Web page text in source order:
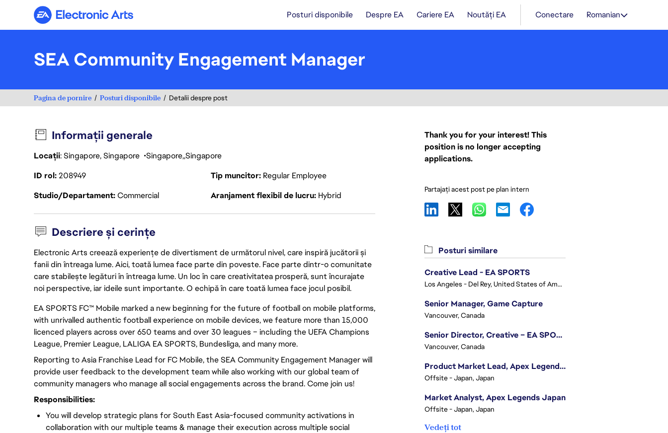
Electronic Arts Posturi disponibile Despre EA Cariere EA Noutăți EA Conectare Romanian
SEA Community Engagement Manager
Pagina de pornire Posturi disponibile Detalii despre post
Informații generale
Locații: Singapore, Singapore Singapore Singapore
ID rol208949 Tip muncitor Regular Employee
Studio/DepartamentCommercial Aranjament flexibil de lucru Hybrid
Descriere și cerințe
Electronic Arts creează experiențe de divertisment de următorul nivel, care inspiră jucătorii și
fanii din întreaga lume. Aici, toată lumea face parte din poveste. Face parte dintr-o comunitate
care stabilește legături în întreaga lume. Un loc în care creativitatea prosperă, sunt încurajate
noi perspective, iar ideile sunt importante. O echipă în care toată lumea face jocul posibil.
EA SPORTS FC™ Mobile marked a new beginning for the future of football on mobile platforms,
with unrivalled authentic football experience on mobile devices, we feature more than 15,000
licenced players across over 650 teams and over 30 leagues – including the UEFA Champions
League, Premier League, LALIGA EA SPORTS, Bundesliga, and many more.
Reporting to Asia Franchise Lead for FC Mobile, the SEA Community Engagement Manager will
provide user feedback to the development team while also working with our global team of
community managers who manage all social engagements across the brand. Come join us!
Responsibilities:
You will develop strategic plans for South East Asia-focused community activations in
collaboration with our multiple teams & manage their execution across multiple social
Thank you for your interest! This
position is no longer accepting
applications.
Partajați acest post pe plan intern
Posturi similare
Creative Lead - EA SPORTS
Los Angeles - Del Rey, United States of America
Senior Manager, Game Capture
Vancouver, Canada
Senior Director, Creative – EA SPORTS FC
Vancouver, Canada
Product Market Lead, Apex Legends Japan
Offsite - Japan, Japan
Market Analyst, Apex Legends Japan
Offsite - Japan, Japan
Vedeți tot